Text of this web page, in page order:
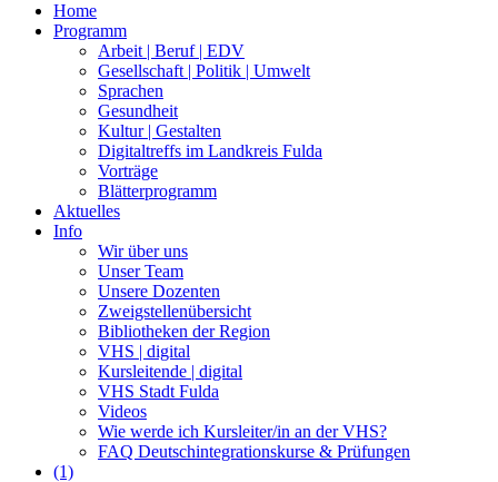
Home
Programm
Arbeit | Beruf | EDV
Gesellschaft | Politik | Umwelt
Sprachen
Gesundheit
Kultur | Gestalten
Digitaltreffs im Landkreis Fulda
Vorträge
Blätterprogramm
Aktuelles
Info
Wir über uns
Unser Team
Unsere Dozenten
Zweigstellenübersicht
Bibliotheken der Region
VHS | digital
Kursleitende | digital
VHS Stadt Fulda
Videos
Wie werde ich Kursleiter/in an der VHS?
FAQ Deutschintegrationskurse & Prüfungen
(1)